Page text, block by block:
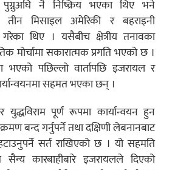
पुग्नुअघि नै निष्क्रिय भएका थिए भने
तीन मिसाइल अमेरिकी र बहराइनी
थिए । यसैबीच क्षेत्रीय तनावका
मोर्चामा सकारात्मक प्रगति भएको छ ।
भएको पछिल्लो वार्तापछि इजरायल र
सहमत भएका छन् ।
पूर्ण रूपमा कार्यान्वयन हुन
बन्द गर्नुपर्ने तथा दक्षिणी लेबनानबाट
सर्त राखिएको छ । यो सहमति
सैन्य कारबाहीबारे इजरायलले दिएको